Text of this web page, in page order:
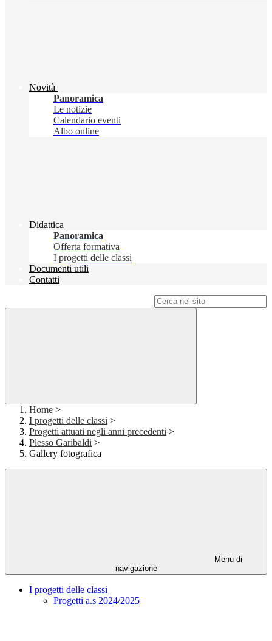
Novità
Panoramica
Le notizie
Calendario eventi
Albo online
Didattica
Panoramica
Offerta formativa
I progetti delle classi
Documenti utili
Contatti
Home >
I progetti delle classi >
Progetti attuati negli anni precedenti >
Plesso Garibaldi >
Gallery fotografica
Menu di
navigazione
I progetti delle classi
Progetti a.s 2024/2025